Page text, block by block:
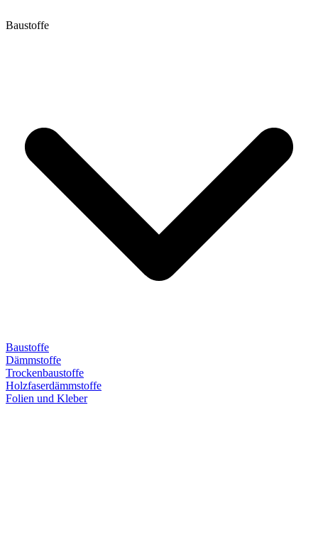
Baustoffe
Baustoffe
Dämmstoffe
Trockenbaustoffe
Holzfaserdämmstoffe
Folien und Kleber